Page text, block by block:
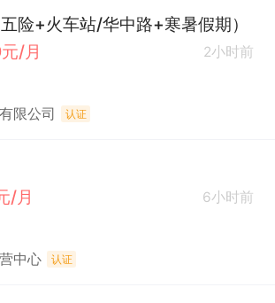
险+火车站/华中路+寒暑假期）
/月
2小时前
限公司 认证
/月
6小时前
中心 认证